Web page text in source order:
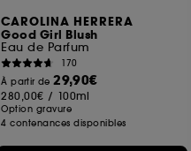
CAROLINA HERRERA
Good Girl Blush
Eau de Parfum
170
À partir de29,90€
280,00€ / 100ml
Option gravure
4 contenances disponibles